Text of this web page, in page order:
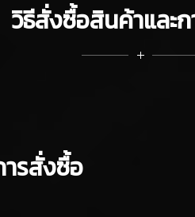
วิธีสั่งซื้อสินค้าและ
รสั่งซื้อ